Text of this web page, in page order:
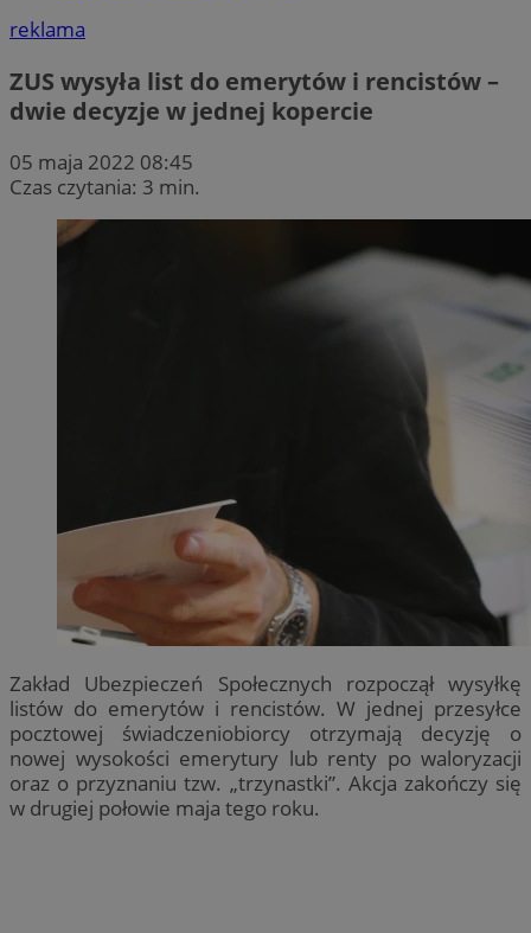
reklama
ZUS wysyła list do emerytów i rencistów –
dwie decyzje w jednej kopercie
05 maja 2022 08:45
Czas czytania: 3 min.
Zakład Ubezpieczeń Społecznych rozpoczął wysyłkę
listów do emerytów i rencistów. W jednej przesyłce
pocztowej świadczeniobiorcy otrzymają decyzję o
nowej wysokości emerytury lub renty po waloryzacji
oraz o przyznaniu tzw. „trzynastki”. Akcja zakończy się
w drugiej połowie maja tego roku.